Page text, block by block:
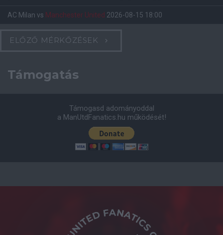
AC Milan vs Manchester United 2026-08-15 18:00
ELŐZŐ MÉRKŐZÉSEK
Támogatás
Támogasd adományoddal
a ManUtdFanatics.hu működését!